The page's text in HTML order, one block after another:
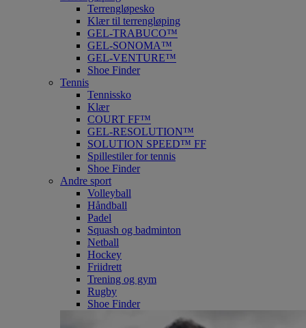
Terrengløpesko
Klær til terrengløping
GEL-TRABUCO™
GEL-SONOMA™
GEL-VENTURE™
Shoe Finder
Tennis
Tennissko
Klær
COURT FF™
GEL-RESOLUTION™
SOLUTION SPEED™ FF
Spillestiler for tennis
Shoe Finder
Andre sport
Volleyball
Håndball
Padel
Squash og badminton
Netball
Hockey
Friidrett
Trening og gym
Rugby
Shoe Finder